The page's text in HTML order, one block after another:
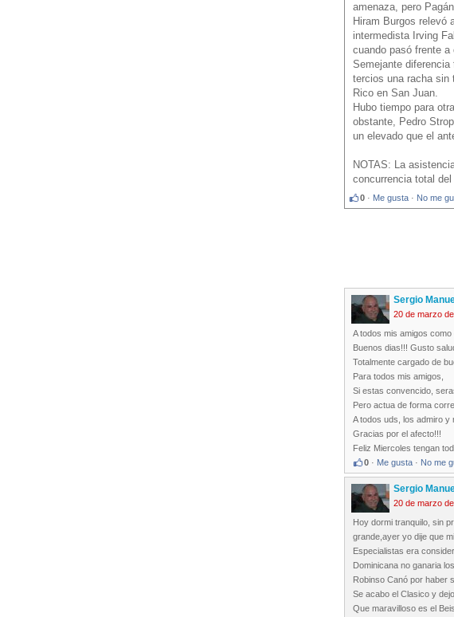
amenaza, pero
Hiram Burgos relevó
intermedista Irving
cuando pasó frente a
Semejante
tercios una racha sin
Rico en San Juan.
Hubo tiempo para
obstante, Pedro
un elevado que el
NOTAS: La
concurrencia total
0 · Me gusta · No me
Sergio
20 de marzo
A todos mis amigos
Buenos dias!!! Gusto
Totalmente cargado de
Para todos mis amigos,
Si estas convencido,
Pero actua de forma
A todos uds, los admiro y
Gracias por el afecto!!!
Feliz Miercoles tengan
0 · Me gusta · No me
Sergio
20 de marzo
Hoy dormi tranquilo, sin
grande,ayer yo dije que
Especialistas era
Dominicana no ganaria
Robinso Canó por haber
Se acabo el Clasico y
Que maravilloso es el